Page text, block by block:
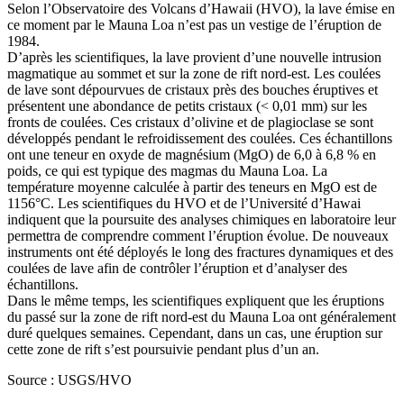
Selon l’Observatoire des Volcans d’Hawaii (HVO), la lave émise en
ce moment par le Mauna Loa n’est pas un vestige de l’éruption de
1984.
D’après les scientifiques, la lave provient d’une nouvelle intrusion
magmatique au sommet et sur la zone de rift nord-est. Les coulées
de lave sont dépourvues de cristaux près des bouches éruptives et
présentent une abondance de petits cristaux (< 0,01 mm) sur les
fronts de coulées. Ces cristaux d’olivine et de plagioclase se sont
développés pendant le refroidissement des coulées. Ces échantillons
ont une teneur en oxyde de magnésium (MgO) de 6,0 à 6,8 % en
poids, ce qui est typique des magmas du Mauna Loa. La
température moyenne calculée à partir des teneurs en MgO est de
1156°C. Les scientifiques du HVO et de l’Université d’Hawai
indiquent que la poursuite des analyses chimiques en laboratoire leur
permettra de comprendre comment l’éruption évolue. De nouveaux
instruments ont été déployés le long des fractures dynamiques et des
coulées de lave afin de contrôler l’éruption et d’analyser des
échantillons.
Dans le même temps, les scientifiques expliquent que les éruptions
du passé sur la zone de rift nord-est du Mauna Loa ont généralement
duré quelques semaines. Cependant, dans un cas, une éruption sur
cette zone de rift s’est poursuivie pendant plus d’un an.
Source : USGS/HVO